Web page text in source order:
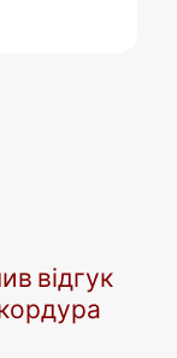
відгук
кордура